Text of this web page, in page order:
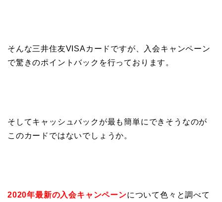
そんな三井住友VISAカードですが、入会キャンペーン
で驚きのポイントバックを行っております。
そしてキャッシュバックが最も簡単にできそうなのが
このカードではないでしょうか。
2020年最新の入会キャンペーンについて色々と調べて